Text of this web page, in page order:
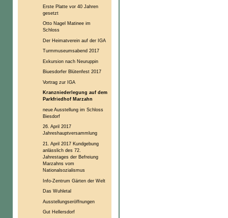
Erste Platte vor 40 Jahren
gesetzt
Otto Nagel Matinee im
Schloss
Der Heimatverein auf der IGA
Turmmuseumsabend 2017
Exkursion nach Neuruppin
Biuesdorfer Blütenfest 2017
Vortrag zur IGA
Kranzniederlegung auf dem
Parkfriedhof Marzahn
neue Ausstellung im Schloss
Biesdorf
26. April 2017
Jahreshauptversammlung
21. April 2017 Kundgebung
anlässlich des 72.
Jahrestages der Befreiung
Marzahns vom
Nationalsozialismus
Info-Zentrum Gärten der Welt
Das Wuhletal
Ausstellungseröffnungen
Gut Hellersdorf